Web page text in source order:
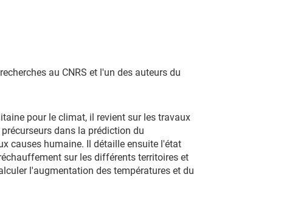
au CNRS et l'un des auteurs du
pour le climat, il revient sur les travaux
dans la prédiction du
causes humaine. Il détaille ensuite l'état
sur les différents territoires et
l'augmentation des températures et du